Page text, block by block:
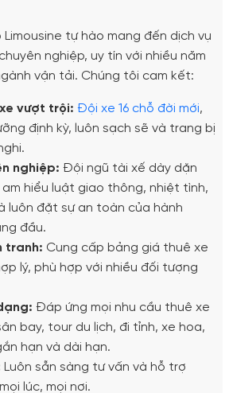
Limousine tự hào mang đến dịch vụ
nghiệp, uy tín với nhiều năm
vận tải. Chúng tôi cam kết:
vượt trội: Đội xe 16 chỗ đời mới,
định kỳ, luôn sạch sẽ và trang bị
nghiệp: Đội ngũ tài xế dày dặn
am hiểu luật giao thông, nhiệt tình,
luôn đặt sự an toàn của hành
đầu.
tranh: Cung cấp bảng giá thuê xe
lý, phù hợp với nhiều đối tượng
Đáp ứng mọi nhu cầu thuê xe
bay, tour du lịch, đi tỉnh, xe hoa,
hạn và dài hạn.
Luôn sẵn sàng tư vấn và hỗ trợ
lúc, mọi nơi.